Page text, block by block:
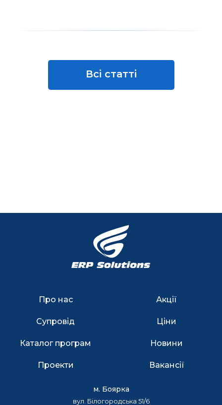
Всі статті
Про нас
Супровід
Каталог програм
Проекти
Акції
Ціни
Новини
Вакансії
м. Боярка
вул. Білогородська 51/6